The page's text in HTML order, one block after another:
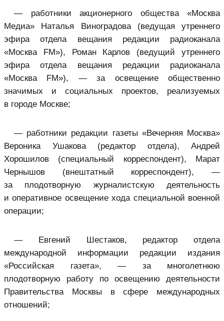
— работники акционерного общества «Москва
Медиа» Наталья Виноградова (ведущая утреннего
эфира отдела вещания редакции радиоканала
«Москва FM»), Роман Карлов (ведущий утреннего
эфира отдела вещания редакции радиоканала
«Москва FM»), — за освещение общественно
значимых и социальных проектов, реализуемых
в городе Москве;
— работники редакции газеты «Вечерняя Москва»
Вероника Ушакова (редактор отдела), Андрей
Хорошилов (специальный корреспондент), Марат
Чернышов (внештатный корреспондент), —
за плодотворную журналистскую деятельность
и оперативное освещение хода специальной военной
операции;
— Евгений Шестаков, редактор отдела
международной информации редакции издания
«Российская газета», — за многолетнюю
плодотворную работу по освещению деятельности
Правительства Москвы в сфере международных
отношений;